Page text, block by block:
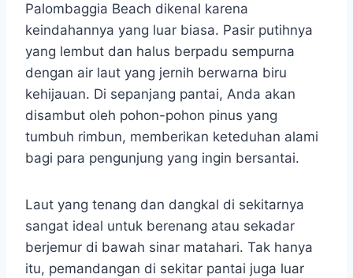
Palombaggia Beach dikenal karena
keindahannya yang luar biasa. Pasir putihnya
yang lembut dan halus berpadu sempurna
dengan air laut yang jernih berwarna biru
kehijauan. Di sepanjang pantai, Anda akan
disambut oleh pohon-pohon pinus yang
tumbuh rimbun, memberikan keteduhan alami
bagi para pengunjung yang ingin bersantai.
Laut yang tenang dan dangkal di sekitarnya
sangat ideal untuk berenang atau sekadar
berjemur di bawah sinar matahari. Tak hanya
itu, pemandangan di sekitar pantai juga luar